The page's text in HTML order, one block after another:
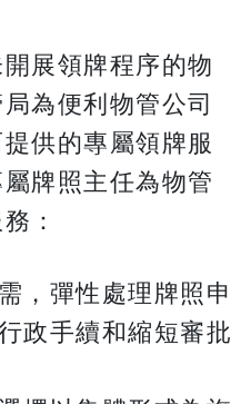
展領牌程序的物
為便利物管公司
供的專屬領牌服
牌照主任為物管
：
，彈性處理牌照申
政手續和縮短審批